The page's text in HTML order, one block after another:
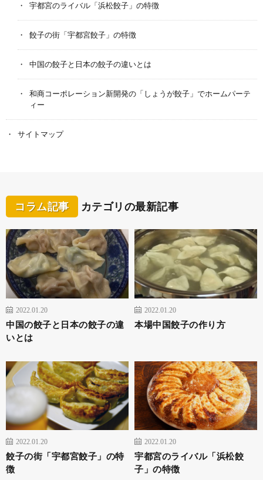
宇都宮のライバル「浜松餃子」の特徴
餃子の街「宇都宮餃子」の特徴
中国の餃子と日本の餃子の違いとは
和商コーポレーション新開発の「しょうが餃子」でホームパーテ
ィー
サイトマップ
コラム記事 カテゴリの最新記事
2022.01.20
中国の餃子と日本の餃子の違
いとは
2022.01.20
本場中国餃子の作り方
2022.01.20
餃子の街「宇都宮餃子」の特
徴
2022.01.20
宇都宮のライバル「浜松餃
子」の特徴